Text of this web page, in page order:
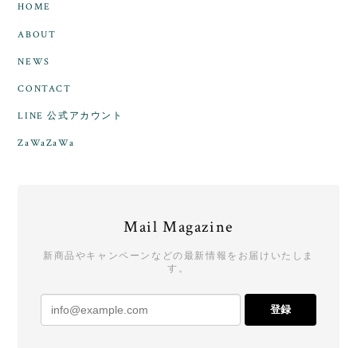
HOME
ABOUT
NEWS
CONTACT
LINE 公式アカウント
ZaWaZaWa
Mail Magazine
新商品やキャンペーンなどの最新情報をお届けいたしま
す。
登録